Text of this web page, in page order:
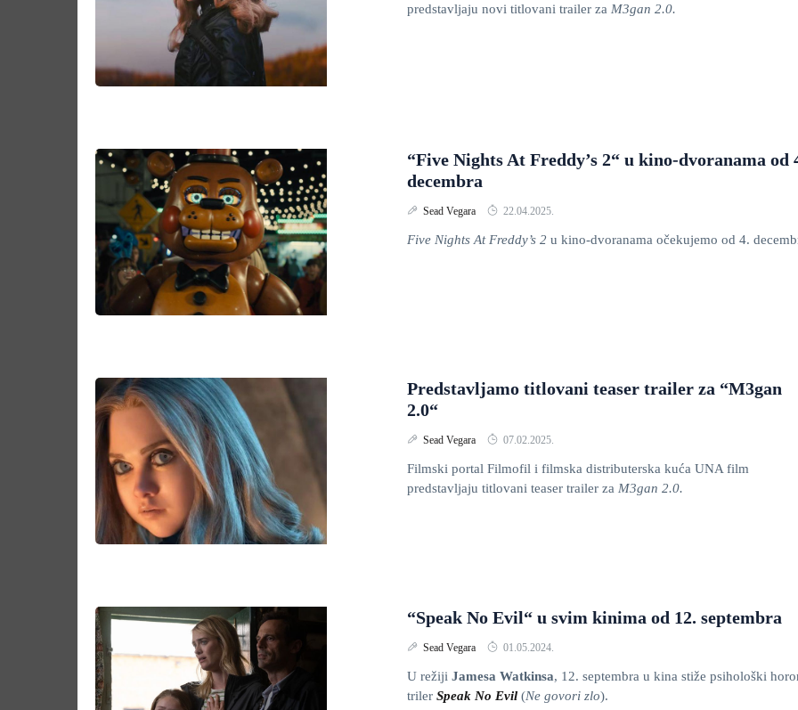
predstavljaju novi titlovani trailer za M3gan 2.0.
“Five Nights At Freddy’s 2“ u kino-dvoranama od
decembra
Sead Vegara 22.04.2025.
Five Nights At Freddy’s 2 u kino-dvoranama očekujemo od 4.
Predstavljamo titlovani teaser trailer za “M3gan
2.0“
Sead Vegara 07.02.2025.
Filmski portal Filmofil i filmska distributerska kuća UNA film
predstavljaju titlovani teaser trailer za M3gan 2.0.
“Speak No Evil“ u svim kinima od 12. septembra
Sead Vegara 01.05.2024.
U režiji Jamesa Watkinsa, 12. septembra u kina stiže psihološki
triler Speak No Evil (Ne govori zlo).